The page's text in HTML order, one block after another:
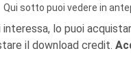
Qui sotto puoi vedere in
lo puoi
il download credit.